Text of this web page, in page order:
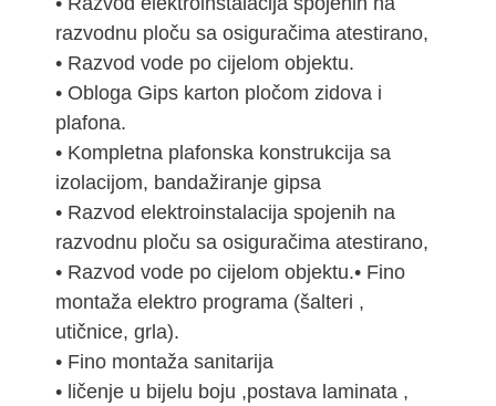
razvodnu ploču sa osiguračima atestirano,
• Razvod vode po cijelom objektu.
• Obloga Gips karton pločom zidova i
plafona.
• Kompletna plafonska konstrukcija sa
izolacijom, bandažiranje gipsa
• Razvod elektroinstalacija spojenih na
razvodnu ploču sa osiguračima atestirano,
• Razvod vode po cijelom objektu.• Fino
montaža elektro programa (šalteri ,
utičnice, grla).
• Fino montaža sanitarija
• ličenje u bijelu boju ,postava laminata ,